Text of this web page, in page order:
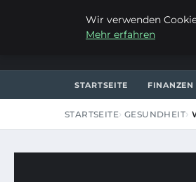
STARTSEITE
STARTSEITE GESUNDHEIT
Wir verwenden
Mehr erfahren